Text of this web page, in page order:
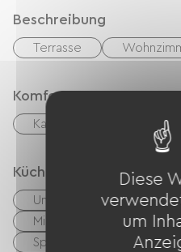
Beschreibung
Terrasse
Komfort
Kamin
Küche
Unabhängige Küche
Mikrowelle
Vier
Spülmaschine
Diese
um